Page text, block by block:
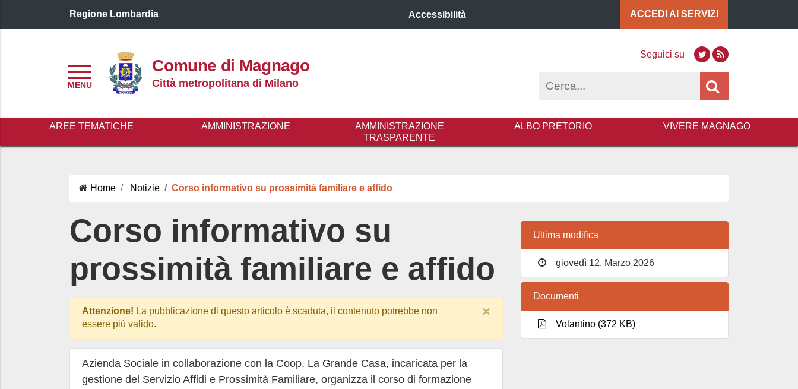
Regione Lombardia Accessibilità ACCEDI AI SERVIZI
Comune di Magnago
Città metropolitana di Milano
Seguici su TwitterRSS
AREE TEMATICHE AMMINISTRAZIONE
AMMINISTRAZIONE
TRASPARENTE
ALBO PRETORIO VIVERE MAGNAGO
Home Notizie Corso informativo su prossimità familiare e affido
Corso informativo su
prossimità familiare e affido
Attenzione! La pubblicazione di questo articolo è scaduta, il contenuto potrebbe non
essere più valido.
×
Azienda Sociale in collaborazione con la Coop. La Grande Casa, incaricata per la
gestione del Servizio Affidi e Prossimità Familiare, organizza il corso di formazione
Ultima modifica
giovedì 12, Marzo 2026
Documenti
Volantino (372 KB)